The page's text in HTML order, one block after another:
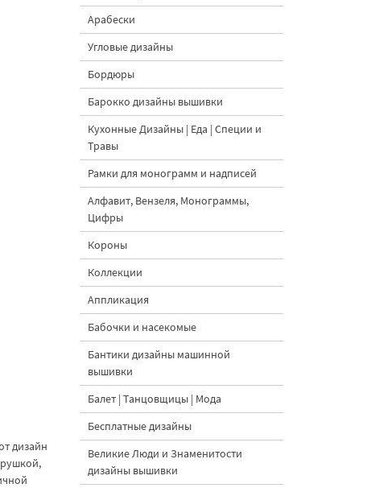
дизайн
Арабески
Угловые дизайны
Бордюры
Барокко дизайны вышивки
Кухонные Дизайны | Еда | Специи и
Травы
Рамки для монограмм и надписей
Алфавит, Вензеля, Монограммы,
Цифры
Короны
Коллекции
Аппликация
Бабочки и насекомые
Бантики дизайны машинной
вышивки
Балет | Танцовщицы | Мода
Бесплатные дизайны
Великие Люди и Знаменитости
дизайны вышивки